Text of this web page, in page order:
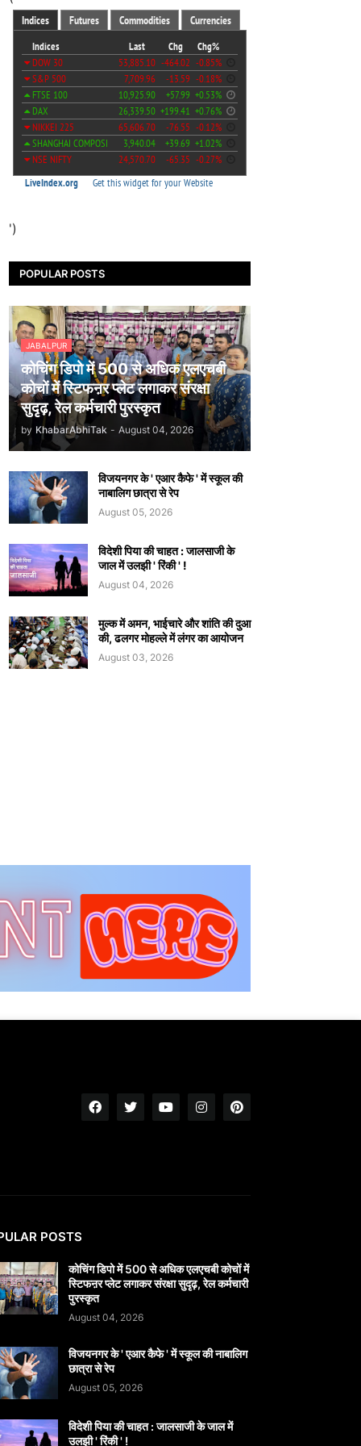
')
POPULAR POSTS
JABALPUR
कोचिंग डिपो में 500 से अधिक एलएचबी
कोचों में स्टिफऩर प्लेट लगाकर संरक्षा
सुदृढ़, रेल कर्मचारी पुरस्कृत
by KhabarAbhiTak - August 04, 2026
विजयनगर के ' एआर कैफे ' में स्कूल की
नाबालिग छात्रा से रेप
August 05, 2026
विदेशी पिया की चाहत : जालसाजी के
जाल में उलझी ' रिंकी ' !
August 04, 2026
मुल्क में अमन, भाईचारे और शांति की दुआ
की, ढलगर मोहल्ले में लंगर का आयोजन
August 03, 2026
POSTS
कोचिंग डिपो में 500 से अधिक एलएचबी कोचों में
स्टिफऩर प्लेट लगाकर संरक्षा सुदृढ़, रेल कर्मचारी
पुरस्कृत
August 04, 2026
विजयनगर के ' एआर कैफे ' में स्कूल की नाबालिग
छात्रा से रेप
August 05, 2026
विदेशी पिया की चाहत : जालसाजी के जाल में
उलझी ' रिंकी ' !